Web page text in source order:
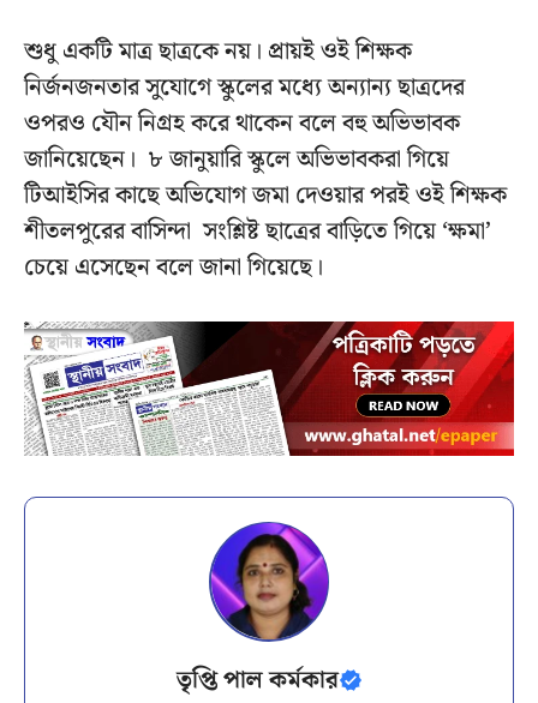
শুধু একটি মাত্র ছাত্রকে নয়। প্রায়ই ওই শিক্ষক
নির্জনজনতার সুযোগে স্কুলের মধ্যে অন্যান্য ছাত্রদের
ওপরও যৌন নিগ্রহ করে থাকেন বলে বহু অভিভাবক
জানিয়েছেন। ৮ জানুয়ারি স্কুলে অভিভাবকরা গিয়ে
টিআইসির কাছে অভিযোগ জমা দেওয়ার পরই ওই শিক্ষক
শীতলপুরের বাসিন্দা সংশ্লিষ্ট ছাত্রের বাড়িতে গিয়ে ‘ক্ষমা’
চেয়ে এসেছেন বলে জানা গিয়েছে।
তৃপ্তি পাল কর্মকার